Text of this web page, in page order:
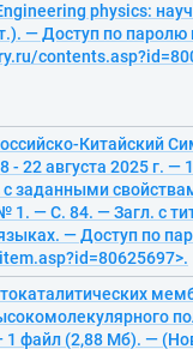
physics:
— Доступ по паролю
Китайский
- 22 августа 2025
заданными
1. — С. 84. — Загл. с
— Доступ по
файл (2,88 Мб). —